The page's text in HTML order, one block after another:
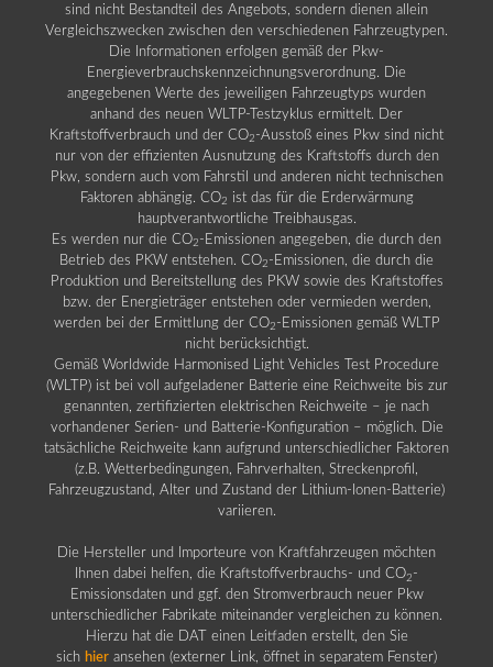
sind nicht Bestandteil des Angebots, sondern dienen allein
Vergleichszwecken zwischen den verschiedenen Fahrzeugtypen.
Die Informationen erfolgen gemäß der Pkw-
Energieverbrauchskennzeichnungsverordnung. Die
angegebenen Werte des jeweiligen Fahrzeugtyps wurden
anhand des neuen WLTP-Testzyklus ermittelt. Der
Kraftstoffverbrauch und der CO2 -Ausstoß eines Pkw sind nicht
nur von der effizienten Ausnutzung des Kraftstoffs durch den
Pkw, sondern auch vom Fahrstil und anderen nicht technischen
Faktoren abhängig. CO2 ist das für die Erderwärmung
hauptverantwortliche Treibhausgas.
Es werden nur die CO2 -Emissionen angegeben, die durch den
Betrieb des PKW entstehen. CO2 -Emissionen, die durch die
Produktion und Bereitstellung des PKW sowie des Kraftstoffes
bzw. der Energieträger entstehen oder vermieden werden,
werden bei der Ermittlung der CO2 -Emissionen gemäß WLTP
nicht berücksichtigt.
Gemäß Worldwide Harmonised Light Vehicles Test Procedure
(WLTP) ist bei voll aufgeladener Batterie eine Reichweite bis zur
genannten, zertifizierten elektrischen Reichweite – je nach
vorhandener Serien- und Batterie-Konfiguration – möglich. Die
tatsächliche Reichweite kann aufgrund unterschiedlicher Faktoren
(z.B. Wetterbedingungen, Fahrverhalten, Streckenprofil,
Fahrzeugzustand, Alter und Zustand der Lithium-Ionen-Batterie)
variieren.
Die Hersteller und Importeure von Kraftfahrzeugen möchten
Ihnen dabei helfen, die Kraftstoffverbrauchs- und CO2 -
Emissionsdaten und ggf. den Stromverbrauch neuer Pkw
unterschiedlicher Fabrikate miteinander vergleichen zu können.
Hierzu hat die DAT einen Leitfaden erstellt, den Sie
sich hier ansehen (externer Link, öffnet in separatem Fenster)